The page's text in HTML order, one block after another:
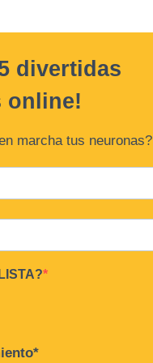
divertidas
online!
marcha tus neuronas?